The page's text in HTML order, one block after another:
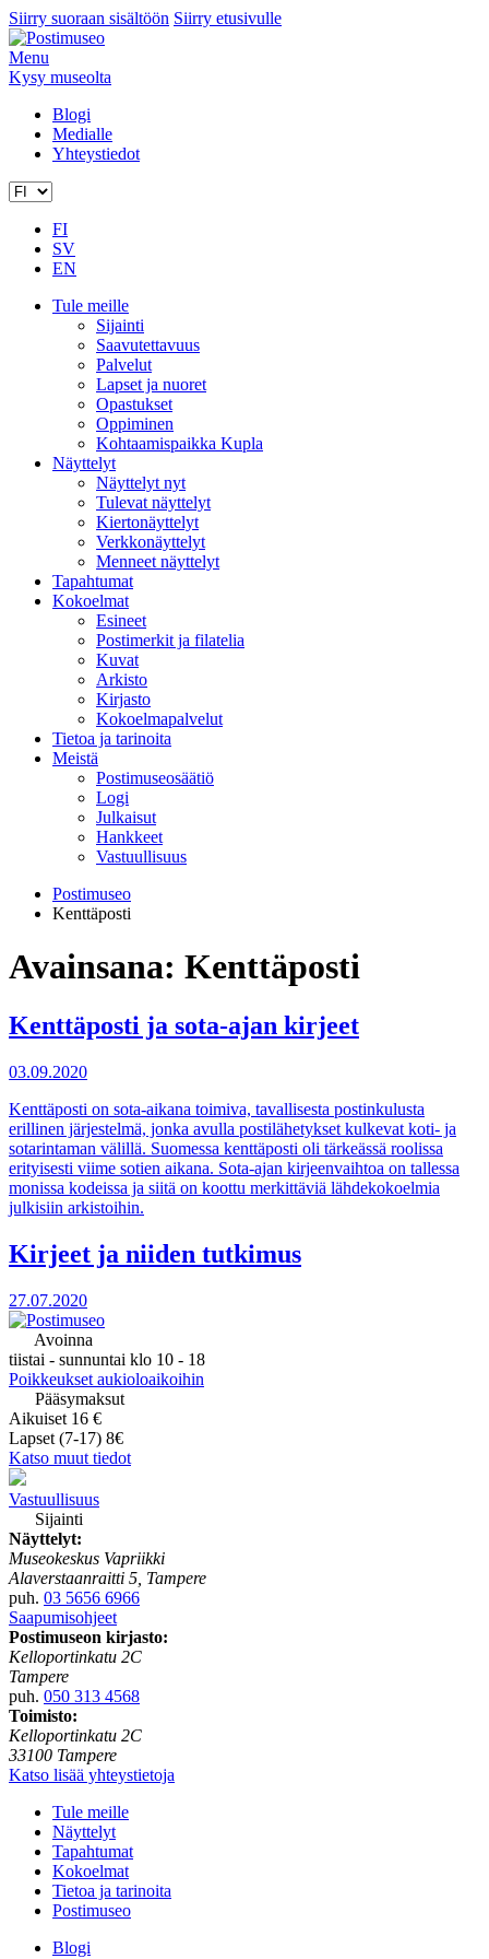
Siirry suoraan sisältöön Siirry etusivulle
Menu
Kysy museolta
Blogi
Medialle
Yhteystiedot
FI
SV
EN
Tule meille
Sijainti
Saavutettavuus
Palvelut
Lapset ja nuoret
Opastukset
Oppiminen
Kohtaamispaikka Kupla
Näyttelyt
Näyttelyt nyt
Tulevat näyttelyt
Kiertonäyttelyt
Verkkonäyttelyt
Menneet näyttelyt
Tapahtumat
Kokoelmat
Esineet
Postimerkit ja filatelia
Kuvat
Arkisto
Kirjasto
Kokoelmapalvelut
Tietoa ja tarinoita
Meistä
Postimuseosäätiö
Logi
Julkaisut
Hankkeet
Vastuullisuus
Postimuseo
Kenttäposti
Avainsana: Kenttäposti
Kenttäposti ja sota-ajan kirjeet
03.09.2020
Kenttäposti on sota-aikana toimiva, tavallisesta postinkulusta
erillinen järjestelmä, jonka avulla postilähetykset kulkevat koti- ja
sotarintaman välillä. Suomessa kenttäposti oli tärkeässä roolissa
erityisesti viime sotien aikana. Sota-ajan kirjeenvaihtoa on tallessa
monissa kodeissa ja siitä on koottu merkittäviä lähdekokoelmia
julkisiin arkistoihin.
Kirjeet ja niiden tutkimus
27.07.2020
Avoinna
tiistai - sunnuntai klo 10 - 18
Poikkeukset aukioloaikoihin
Pääsymaksut
Aikuiset 16 €
Lapset (7-17) 8€
Katso muut tiedot
Vastuullisuus
Sijainti
Näyttelyt:
Museokeskus Vapriikki
Alaverstaanraitti 5, Tampere
puh. 03 5656 6966
Saapumisohjeet
Postimuseon kirjasto:
Kelloportinkatu 2C
Tampere
puh. 050 313 4568
Toimisto:
Kelloportinkatu 2C
33100 Tampere
Katso lisää yhteystietoja
Tule meille
Näyttelyt
Tapahtumat
Kokoelmat
Tietoa ja tarinoita
Postimuseo
Blogi